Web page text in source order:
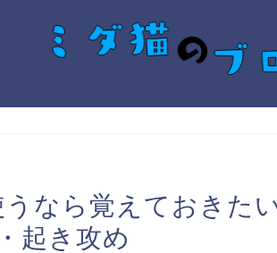
うなら覚えておきた
起き攻め